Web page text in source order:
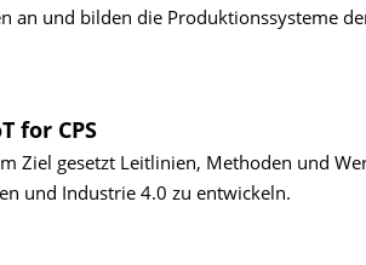
an und bilden die Produktionssysteme
for CPS
Ziel gesetzt Leitlinien, Methoden und
und Industrie 4.0 zu entwickeln.